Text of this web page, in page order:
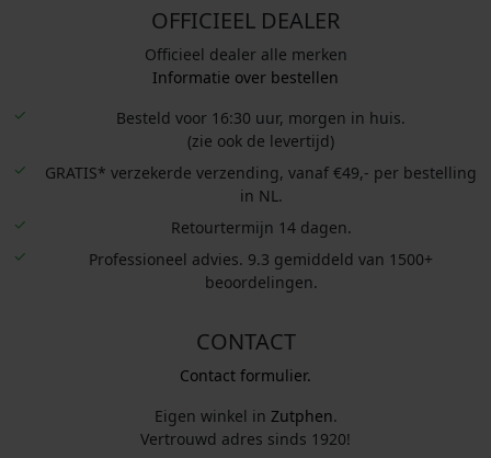
OFFICIEEL DEALER
Officieel dealer alle merken
Informatie over bestellen
Besteld voor 16:30 uur, morgen in huis.
(zie ook de levertijd)
GRATIS* verzekerde verzending, vanaf €49,- per bestelling
in NL.
Retourtermijn 14 dagen.
Professioneel advies. 9.3 gemiddeld van 1500+
beoordelingen.
CONTACT
Contact formulier.
Eigen winkel in Zutphen.
Vertrouwd adres sinds 1920!